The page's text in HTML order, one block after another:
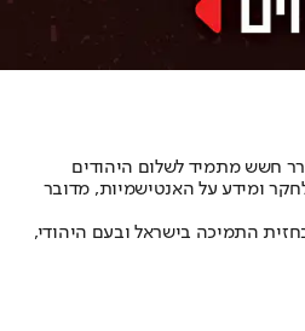
עבור יהודי גרמניה. מספר האירועים האנטישמיים במדינה זינק לאחר מתקפת חמאס ב-7 באוקטובר ועורר חשש מתמיד לשלום היהודים
– 29 אירועים ביום בממוצע. לפי האיגוד הפדרלי לחקר ומידע על האנטישמיות, מדובר
התמיכה בישראל ובעם היהודי,